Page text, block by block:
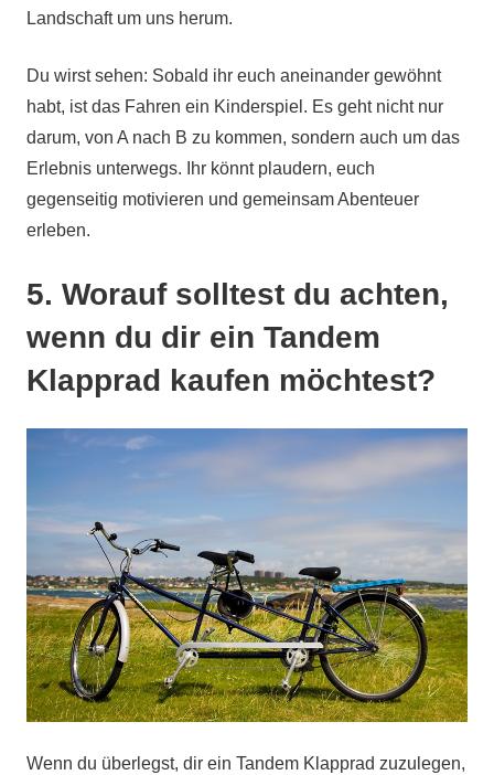
Landschaft um uns herum.
Du wirst sehen: Sobald ihr euch aneinander gewöhnt
habt, ist das Fahren ein Kinderspiel. Es geht nicht nur
darum, von A nach B zu kommen, sondern auch um das
Erlebnis unterwegs. Ihr könnt plaudern, euch
gegenseitig motivieren und gemeinsam Abenteuer
erleben.
5. Worauf solltest du achten,
wenn du dir ein Tandem
Klapprad kaufen möchtest?
Wenn du überlegst, dir ein Tandem Klapprad zuzulegen,